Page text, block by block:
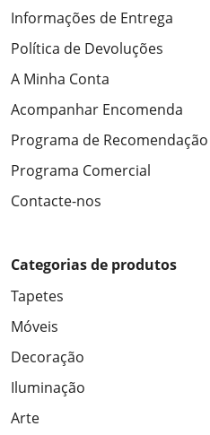
Informações de Entrega
Política de Devoluções
A Minha Conta
Acompanhar Encomenda
Programa de Recomendação
Programa Comercial
Contacte-nos
Categorias de produtos
Tapetes
Móveis
Decoração
Iluminação
Arte